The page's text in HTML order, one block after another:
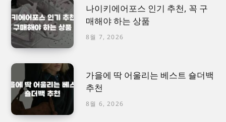
나이키에어포스 인기 추천, 꼭 구
매해야 하는 상품
8월 7, 2026
가을에 딱 어울리는 베스트 숄더백
추천
8월 6, 2026